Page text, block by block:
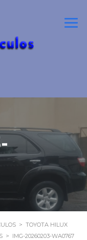
> TOYOTA HILUX
> IMG-20260203-WA0767